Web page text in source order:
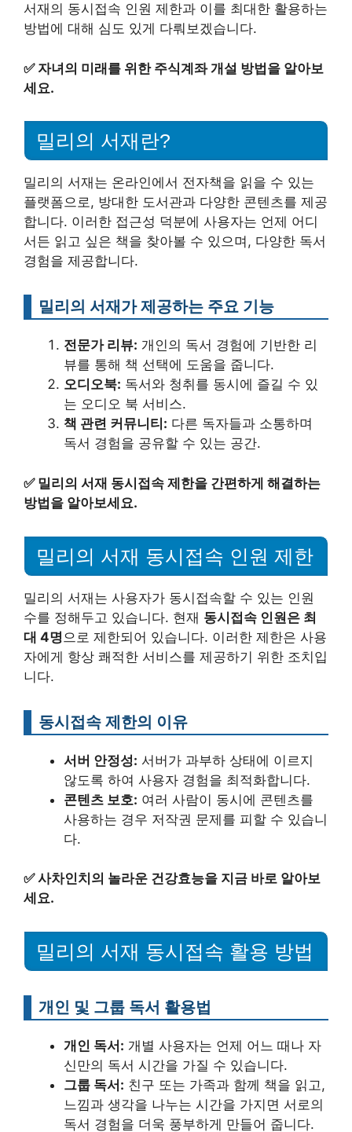
서재의 동시접속 인원 제한과 이를 최대한 활용하는
방법에 대해 심도 있게 다뤄보겠습니다.
✅ 자녀의 미래를 위한 주식계좌 개설 방법을 알아보
세요.
밀리의 서재란?
밀리의 서재는 온라인에서 전자책을 읽을 수 있는
플랫폼으로, 방대한 도서관과 다양한 콘텐츠를 제공
합니다. 이러한 접근성 덕분에 사용자는 언제 어디
서든 읽고 싶은 책을 찾아볼 수 있으며, 다양한 독서
경험을 제공합니다.
밀리의 서재가 제공하는 주요 기능
전문가 리뷰: 개인의 독서 경험에 기반한 리
뷰를 통해 책 선택에 도움을 줍니다.
오디오북: 독서와 청취를 동시에 즐길 수 있
는 오디오 북 서비스.
책 관련 커뮤니티: 다른 독자들과 소통하며
독서 경험을 공유할 수 있는 공간.
✅ 밀리의 서재 동시접속 제한을 간편하게 해결하는
방법을 알아보세요.
밀리의 서재 동시접속 인원 제한
밀리의 서재는 사용자가 동시접속할 수 있는 인원
수를 정해두고 있습니다. 현재 동시접속 인원은 최
대 4명 으로 제한되어 있습니다. 이러한 제한은 사용
자에게 항상 쾌적한 서비스를 제공하기 위한 조치입
니다.
동시접속 제한의 이유
서버 안정성: 서버가 과부하 상태에 이르지
않도록 하여 사용자 경험을 최적화합니다.
콘텐츠 보호: 여러 사람이 동시에 콘텐츠를
사용하는 경우 저작권 문제를 피할 수 있습니
다.
✅사차인치의 놀라운 건강효능을 지금 바로 알아보
세요.
밀리의 서재 동시접속 활용 방법
개인 및 그룹 독서 활용법
개인 독서: 개별 사용자는 언제 어느 때나 자
신만의 독서 시간을 가질 수 있습니다.
그룹 독서: 친구 또는 가족과 함께 책을 읽고,
느낌과 생각을 나누는 시간을 가지면 서로의
독서 경험을 더욱 풍부하게 만들어 줍니다.